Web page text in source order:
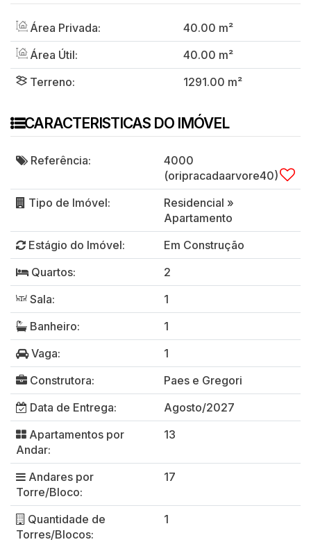
Área Privada: 40.00 m²
Área Útil:
40.00 m²
Terreno:
1291.00 m²
CARACTERISTICAS DO IMÓVEL
Referência:
4000
(oripracadaarvore40)
Tipo de Imóvel:
Residencial »
Apartamento
Estágio do Imóvel:
Em Construção
Quartos:
2
Sala:
1
Banheiro:
1
Vaga:
1
Construtora:
Paes e Gregori
Data de Entrega:
Agosto/2027
Apartamentos por
Andar:
13
Andares por
Torre/Bloco:
17
Quantidade de
Torres/Blocos:
1